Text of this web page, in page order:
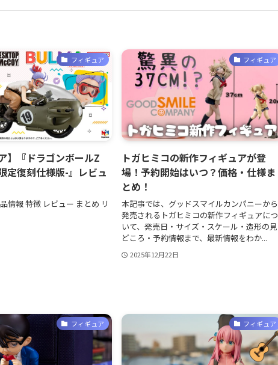
フィギュア
】『ドラゴンボールZ
定復刻仕様版-』レビュ
情報 特徴 レビュー まとめ リ
フィギュア
トガヒミコの新作フィギュアが登
場！予約開始はいつ？価格・仕様ま
とめ！
本記事では、グッドスマイルカンパニーから
発売されるトガヒミコの新作フィギュアにつ
いて、発売日・サイズ・スケール・造形の見
どころ・予約情報まで、最新情報をわか...
2025年12月22日
フィギュア フィギュア